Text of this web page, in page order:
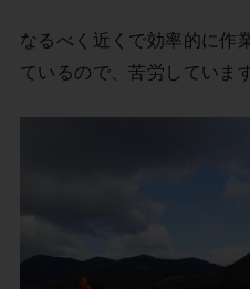
なるべく近くで効率的に作
ているので、苦労していま